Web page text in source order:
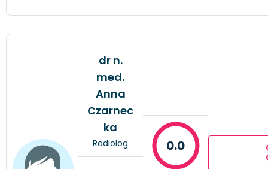
dr n.
med.
Anna
Czarnec
ka
Radiolog 0.0